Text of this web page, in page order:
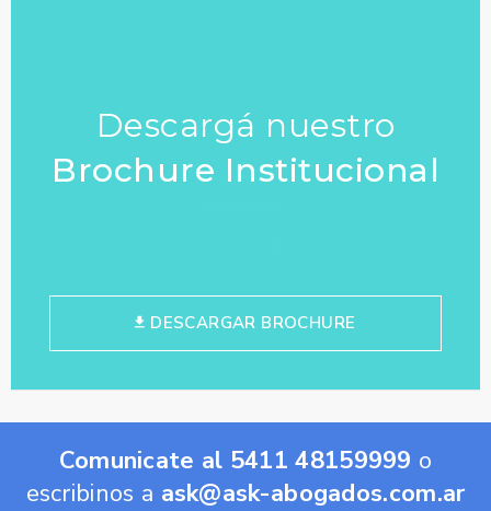
Descargá nuestro
Brochure Institucional
DESCARGAR BROCHURE
Comunicate al 5411 48159999 o
escribinos a ask@ask-abogados.com.ar